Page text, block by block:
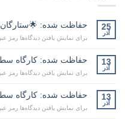
25
آذر
حفاظت شده: 🌟ستارگان
برای نمایش یافتن دیدگاه‌ها رمز
13
آذر
حفاظت شده: کارگاه
برای نمایش یافتن دیدگاه‌ها رمز
13
آذر
حفاظت شده: کارگاه
برای نمایش یافتن دیدگاه‌ها رمز